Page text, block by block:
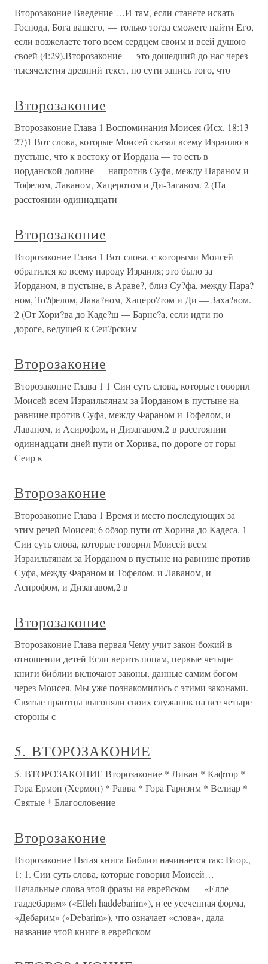
Второзаконие Введение …И там, если станете искать
Господа, Бога вашего, — только тогда сможете найти Его,
если возжелаете того всем сердцем своим и всей душою
своей (4:29).Второзаконие — это дошедший до нас через
тысячелетия древний текст, по сути запись того, что
Второзаконие
Второзаконие Глава 1 Воспоминания Моисея (Исх. 18:13–
27)1 Вот слова, которые Моисей сказал всему Израилю в
пустыне, что к востоку от Иордана — то есть в
иорданской долине — напротив Суфа, между Параном и
Тофелом, Лаваном, Хацеротом и Ди-Загавом. 2 (На
расстоянии одиннадцати
Второзаконие
Второзаконие Глава 1 Вот слова, с которыми Моисей
обратился ко всему народу Израиля; это было за
Иорданом, в пустыне, в Араве?, близ Су?фа, между Пара?
ном, То?фелом, Лава?ном, Хацеро?том и Ди — Заха?вом.
2 (От Хори?ва до Каде?ш — Барне?а, если идти по
дороге, ведущей к Сеи?рским
Второзаконие
Второзаконие Глава 1 1 Сии суть слова, которые говорил
Моисей всем Израильтянам за Иорданом в пустыне на
равнине против Суфа, между Фараном и Тофелом, и
Лаваном, и Асирофом, и Дизагавом,2 в расстоянии
одиннадцати дней пути от Хорива, по дороге от горы
Сеир к
Второзаконие
Второзаконие Глава 1 Время и место последующих за
этим речей Моисея; 6 обзор пути от Хорина до Кадеса. 1
Сии суть слова, которые говорил Моисей всем
Израильтянам за Иорданом в пустыне на равнине против
Суфа, между Фараном и Тофелом, и Лаваном, и
Асирофом, и Дизагавом,2 в
Второзаконие
Второзаконие Глава первая Чему учит закон божий в
отношении детей Если верить попам, первые четыре
книги библии включают законы, данные самим богом
через Моисея. Мы уже познакомились с этими законами.
Святые праотцы выгоняли своих служанок на все четыре
стороны с
5. ВТОРОЗАКОНИЕ
5. ВТОРОЗАКОНИЕ Второзаконие * Ливан * Кафтор *
Гора Ермон (Хермон) * Равва * Гора Гаризим * Велиар *
Святые * Благословение
Второзаконие
Второзаконие Пятая книга Библии начинается так: Втор.,
1: 1. Сии суть слова, которые говорил Моисей…
Начальные слова этой фразы на еврейском — «Елле
гаддебарим» («Elleh haddebarim»), и ее усеченная форма,
«Дебарим» («Debarim»), что означает «слова», дала
название этой книге в еврейском